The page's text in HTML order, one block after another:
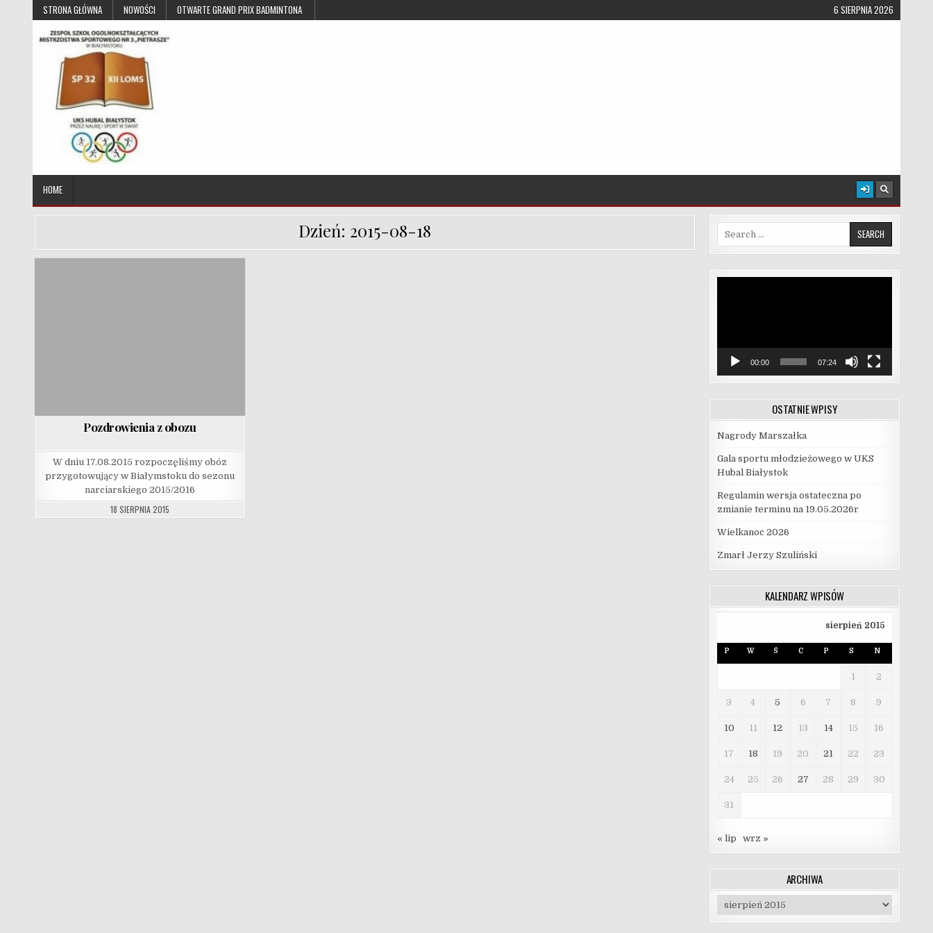
Skip to contentSTRONA GŁÓWNA NOWOŚCI OTWARTE GRAND PRIX BADMINTONA 6 SIERPNIA 2026
UKS Hubal Białystok
HOME
Dzień: 2015-08-18
Pozdrowienia z obozu
W dniu 17.08.2015 rozpoczęliśmy obóz
przygotowujący w Białymstoku do sezonu
narciarskiego 2015/2016
18 SIERPNIA 2015
Search for:
00:00 07:24
OSTATNIE WPISY
Nagrody Marszałka
Gala sportu młodzieżowego w UKS
Hubal Białystok
Regulamin wersja ostateczna po
zmianie terminu na 19.05.2026r
Wielkanoc 2026
Zmarł Jerzy Szuliński
KALENDARZ WPISÓW
sierpień 2015
P W Ś C P S N
1 2
3 4 5 6 7 8 9
10 11 12 13 14 15 16
17 18 19 20 21 22 23
24 25 26 27 28 29 30
31
« lip wrz »
ARCHIWA
Archiwa